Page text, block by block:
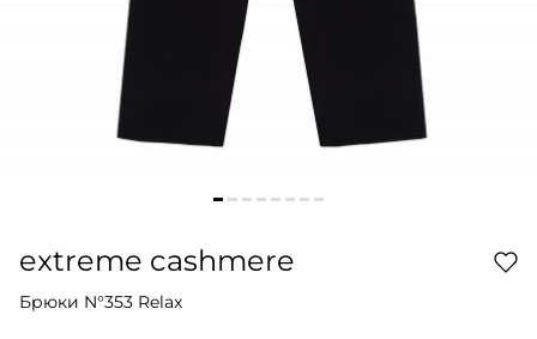
extreme cashmere
Брюки N°353 Relax